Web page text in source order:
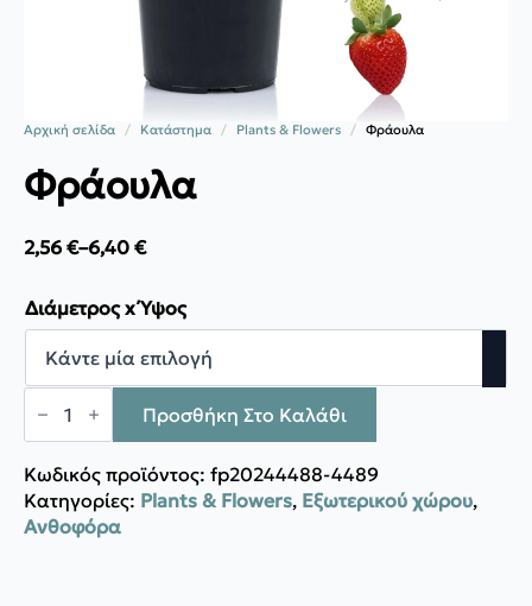
Αρχική σελίδα Κατάστημα Plants & Flowers Φράουλα
Φράουλα
2,56 €–6,40 €
Price
2,56 €
through
6,40 €
Διάμετρος x Ύψος
Φράουλα
ποσότητα
Προσθήκη Στο Καλάθι
Κωδικός προϊόντος: fp20244488-4489
Κατηγορίες: Plants & Flowers, Εξωτερικού χώρου,
Ανθοφόρα